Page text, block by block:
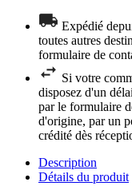
Expédié
toutes autres
formulaire de
Si votre
disposez d'un
par le formulaire
d'origine, par un
crédité dès
Description
Détails du produit